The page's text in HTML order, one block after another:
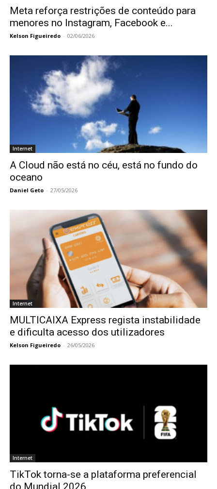
Meta reforça restrições de conteúdo para
menores no Instagram, Facebook e...
Kelson Figueiredo - 02/06/2026
Internet
A Cloud não está no céu, está no fundo do
oceano
Daniel Geto - 27/05/2026
Internet
MULTICAIXA Express regista instabilidade
e dificulta acesso dos utilizadores
Kelson Figueiredo - 26/05/2026
Internet
TikTok torna-se a plataforma preferencial